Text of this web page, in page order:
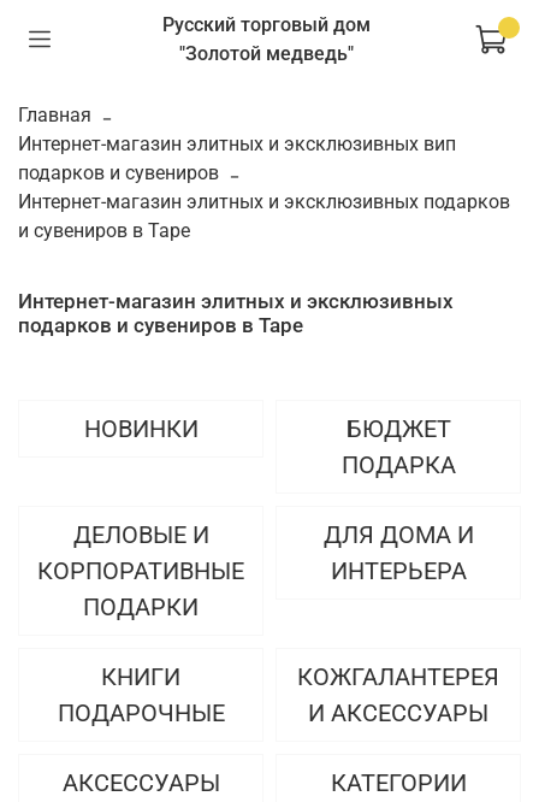
Русский торговый дом
"Золотой медведь"
Главная
Интернет-магазин элитных и эксклюзивных вип
подарков и сувениров
Интернет-магазин элитных и эксклюзивных подарков
и сувениров в Таре
Интернет-магазин элитных и эксклюзивных
подарков и сувениров в Таре
НОВИНКИ
БЮДЖЕТ
ПОДАРКА
ДЕЛОВЫЕ И
КОРПОРАТИВНЫЕ
ПОДАРКИ
ДЛЯ ДОМА И
ИНТЕРЬЕРА
КНИГИ
ПОДАРОЧНЫЕ
КОЖГАЛАНТЕРЕЯ
И АКСЕССУАРЫ
АКСЕССУАРЫ
КАТЕГОРИИ